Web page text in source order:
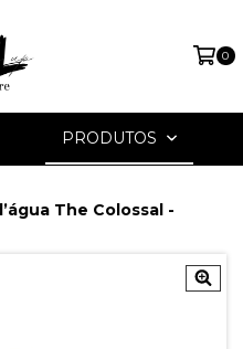
0
PRODUTOS
The Colossal -